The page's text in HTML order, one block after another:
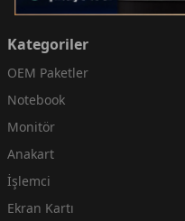
Kategoriler
OEM Paketler
Notebook
Monitör
Anakart
İşlemci
Ekran Kartı